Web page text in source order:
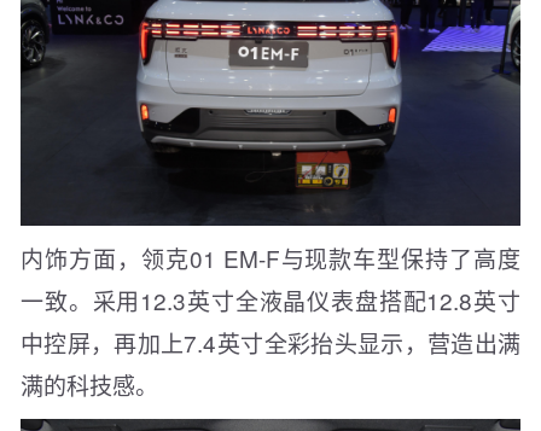
内饰方面，领克01 EM-F与现款车型保持了高度
一致。采用12.3英寸全液晶仪表盘搭配12.8英寸
中控屏，再加上7.4英寸全彩抬头显示，营造出满
满的科技感。